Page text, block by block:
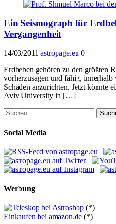
Ein Seismograph für
Vergangenheit
14/03/2011 astropage.eu 0
Erdbeben gehören zu den größten
vorherzusagen und fähig,
Schäden anzurichten. Jetzt könnte
Aviv University in […]
Suchen
nach:
Social Media
Werbung
(*)
Einkaufen bei amazon.de (*)